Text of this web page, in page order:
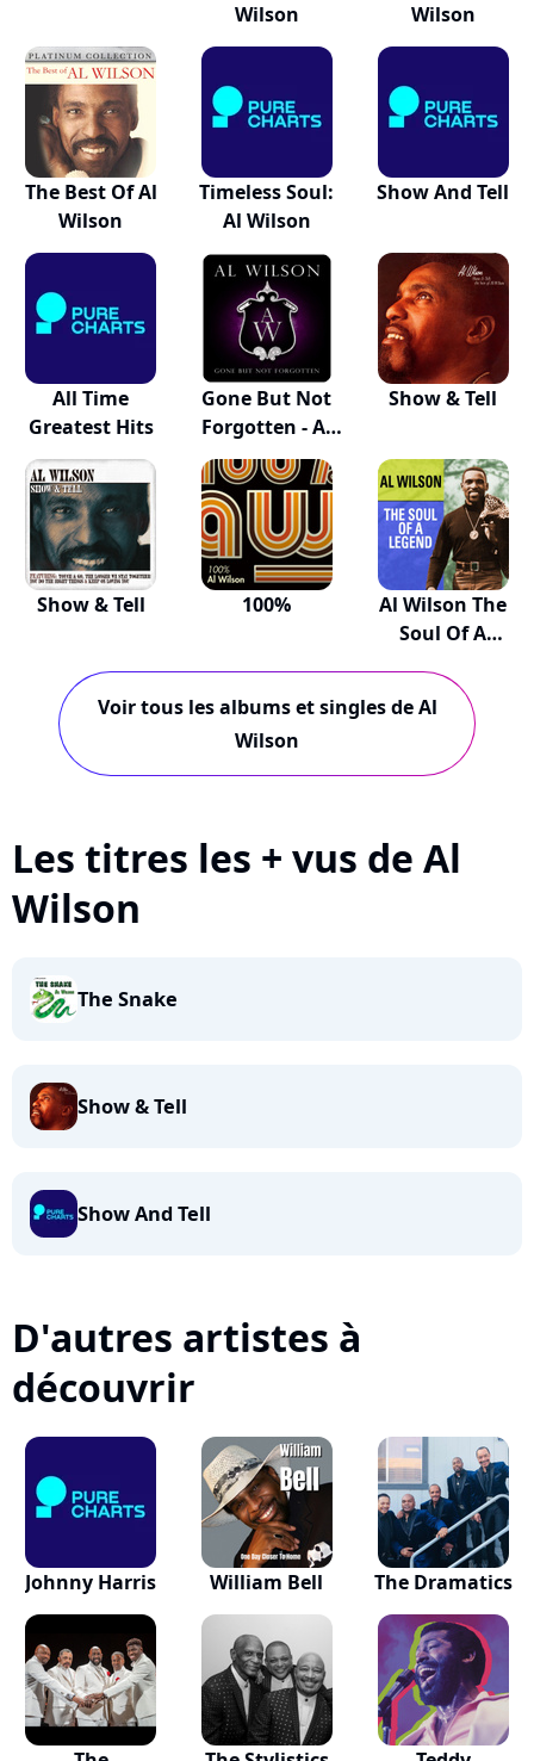
Wilson
Wilson
The Best Of Al
Wilson
Timeless Soul:
Al Wilson
Show And Tell
All Time
Greatest Hits
Gone But Not
Forgotten - Al
W...
Show & Tell
Show & Tell 100%
Al Wilson The
Soul Of A
Voir tous les albums et singles de Al
Wilson
Les titres les + vus de Al
Wilson
The Snake
Show & Tell
Show And Tell
D'autres artistes à
découvrir
Johnny Harris William Bell The Dramatics